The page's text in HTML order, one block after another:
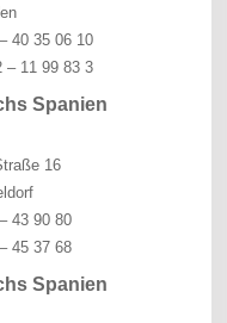
40 35 06 10
– 11 99 83 3
Spanien
16
43 90 80
45 37 68
Spanien